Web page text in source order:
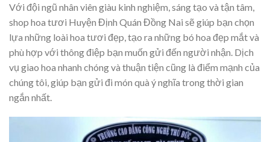
Với đội ngũ nhân viên giàu kinh nghiệm, sáng tạo và tận tâm,
shop hoa tươi Huyện Định Quán Đồng Nai sẽ giúp bạn chọn
lựa những loài hoa tươi đẹp, tạo ra những bó hoa đẹp mắt và
phù hợp với thông điệp bạn muốn gửi đến người nhận. Dịch
vụ giao hoa nhanh chóng và thuận tiện cũng là điểm mạnh của
chúng tôi, giúp bạn gửi đi món quà ý nghĩa trong thời gian
ngắn nhất.